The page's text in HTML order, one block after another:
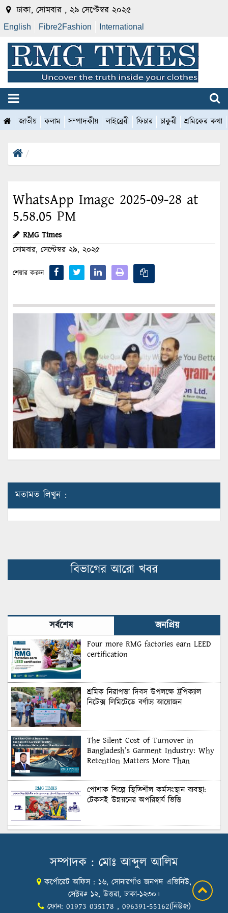
ঢাকা, সোমবার , ২৯ সেপ্টেম্বর ২০২৫
English Fibre2Fashion International
জাতীয় কলাম সম্পাদকীয় লাইব্রেরী ফিচার চাকুরী শ্রমিকের কথা
WhatsApp Image 2025-09-28 at
5.58.05 PM
RMG Times
সোমবার, সেপ্টেম্বর ২৯, ২০২৫
শেয়ার করুন
মতামত লিখুন :
বিভাগের আরো খবর
সর্বশেষ জনপ্রিয়
Four more RMG factories earn LEED
certification
শ্রমিক নিরাপত্তা দিবস উপলক্ষে ট্রপিক্যাল
নিটেক্স লিমিটেডে বর্ণাঢ্য আয়োজন
The Silent Cost of Turnover in
Bangladesh’s Garment Industry: Why
Retention Matters More Than
পোশাক শিল্পে স্থিতিশীল কর্মসংস্থান ব্যবস্থা:
টেকসই উন্নয়নের অপরিহার্য ভিত্তি
শুল্কের দেয়াল ভাঙার সুযোগ: মার্কিন বাজারে
Honoring Excellence: Texstream
Fashion Ltd. Rewards Best Workers–
2026
সম্পাদক : মোঃ আব্দুল আলিম
কর্পোরেট অফিস : ১৬, সোনারগাঁও জনপদ এভিনিউ,
সেক্টর# ১২, উত্তরা, ঢাকা-১২৩০।
ফোন: 01973 035178 , 096391-55162(নিউজ)